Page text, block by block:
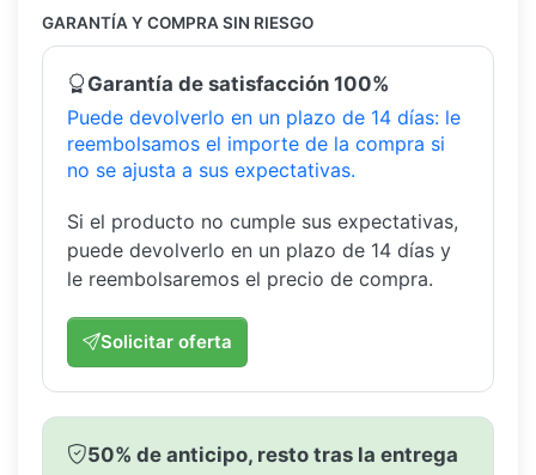
GARANTÍA Y COMPRA SIN RIESGO
Garantía de satisfacción 100%
Puede devolverlo en un plazo de 14 días: le
reembolsamos el importe de la compra si
no se ajusta a sus expectativas.
Si el producto no cumple sus expectativas,
puede devolverlo en un plazo de 14 días y
le reembolsaremos el precio de compra.
Solicitar oferta
50% de anticipo, resto tras la entrega